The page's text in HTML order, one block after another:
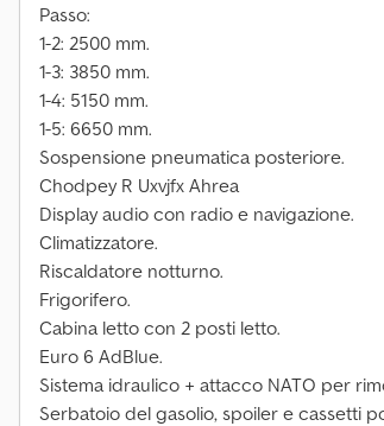
Passo:
1-2: 2500 mm.
1-3: 3850 mm.
1-4: 5150 mm.
1-5: 6650 mm.
Sospensione pneumatica posteriore.
Chodpey R Uxvjfx Ahrea
Display audio con radio e navigazione.
Climatizzatore.
Riscaldatore notturno.
Frigorifero.
Cabina letto con 2 posti letto.
Euro 6 AdBlue.
Sistema idraulico + attacco NATO per
Serbatoio del gasolio, spoiler e cassetti